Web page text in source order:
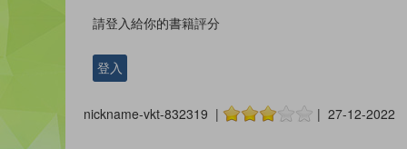
請登入給你的書籍評分
登入
nickname-vkt-832319 | | 27-12-2022